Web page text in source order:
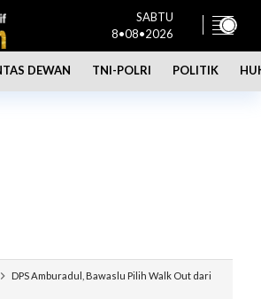
SABTU
8•08•2026
DEWAN TNI-POLRI POLITIK
DPS Amburadul, Bawaslu Pilih Walk Out dari